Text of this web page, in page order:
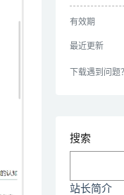
有效期
最近更新
下载遇到问
搜索
站长简介